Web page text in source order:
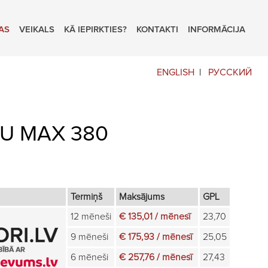
VEIKALS KĀ IEPIRKTIES? KONTAKTI INFORMĀCIJA
ENGLISH РУССКИЙ
MAX 380
Termiņš Maksājums GPL
12 mēneši € 135,01 / mēnesī 23,70
9 mēneši € 175,93 / mēnesī 25,05
6 mēneši € 257,76 / mēnesī 27,43